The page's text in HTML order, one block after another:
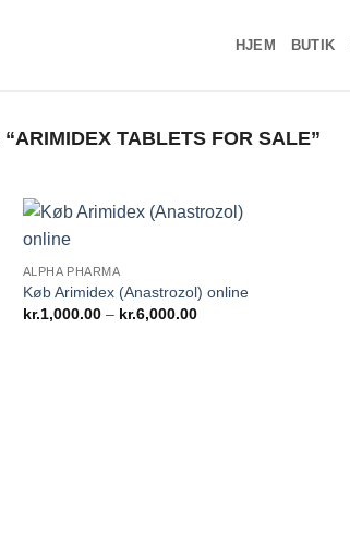
HJEM BUTIK
TABLETS FOR SALE”
ALPHA PHARMA
Køb Arimidex (Anastrozol) online
kr.1,000.00 – kr.6,000.00Prisinterval: